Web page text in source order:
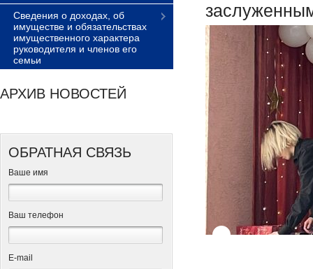
Сведения о доходах, об
имуществе и обязательствах
имущественного характера
руководителя и членов его
семьи
АРХИВ НОВОСТЕЙ
ОБРАТНАЯ СВЯЗЬ
Ваше имя
Ваш телефон
Е-mail